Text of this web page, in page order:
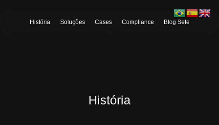
História Soluções Cases Compliance Blog Sete
História